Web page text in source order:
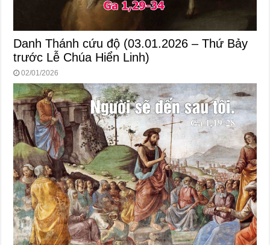
Danh Thánh cứu độ (03.01.2026 – Thứ Bảy
trước Lễ Chúa Hiển Linh)
02/01/2026